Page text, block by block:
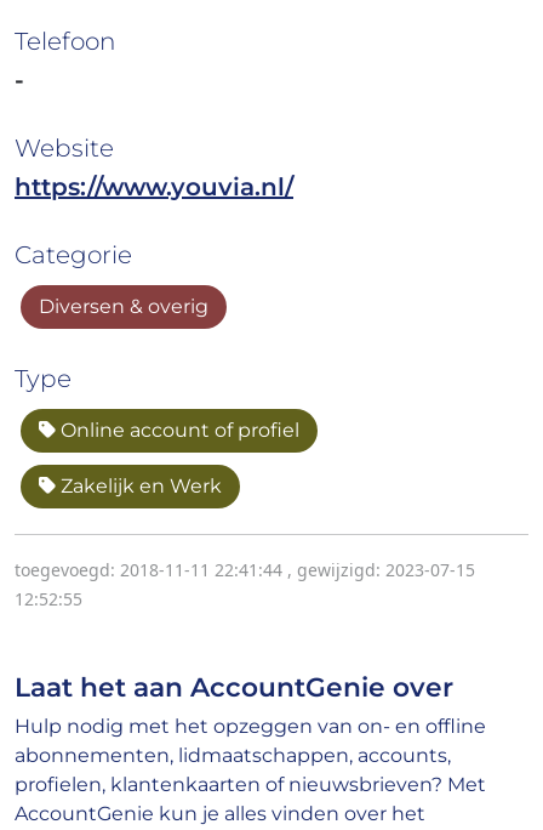
Telefoon
-
Website
https://www.youvia.nl/
Categorie
Diversen & overig
Type
Online account of profiel
Zakelijk en Werk
toegevoegd: 2018-11-11 22:41:44 , gewijzigd: 2023-07-15
12:52:55
Laat het aan AccountGenie over
Hulp nodig met het opzeggen van on- en offline
abonnementen, lidmaatschappen, accounts,
profielen, klantenkaarten of nieuwsbrieven? Met
AccountGenie kun je alles vinden over het